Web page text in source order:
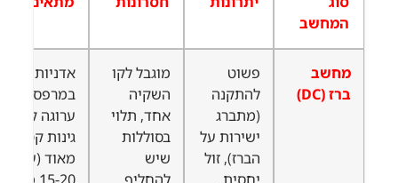
המחשב
מחשב
ברז (DC)
פשוט
להתקנה
(מתברג
ישירות על
הברז), זול
יחסית,
מוגבל לקו
השקיה
אחד, תלוי
בסוללות
שיש
להחליף
אדניות
במרפסת,
ערוגה קטנה,
גינות קטנות
מאוד (עד
15-20 מ"ר).